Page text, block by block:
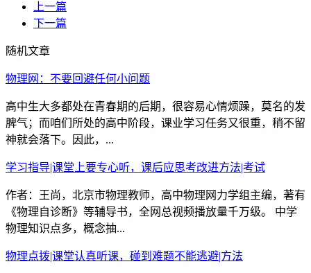
上一篇
下一篇
随机文章
物理网：不要回避任何小问题
高中生大多都处在青春期的后期，很容易心情烦躁，莫名的发
脾气；而咱们所处的高中阶段，课业学习任务又很重，稍不留
神就会落下。因此，...
学习指导|课堂上要专心听，课后应思考改进方法|考试
作者：王尚，北京市物理教师，高中物理网力学组主编，著有
《物理自诊断》等辅导书，全网总视频播放量千万级。 中学
物理知识点多，概念抽...
物理点拨|课堂认真听课，碰到难题不能逃避|方法